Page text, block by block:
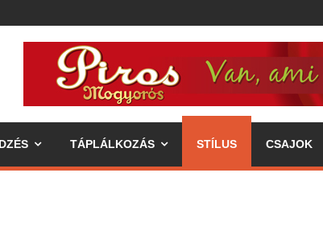
TÁPLÁLKOZÁS STÍLUS CSAJOK